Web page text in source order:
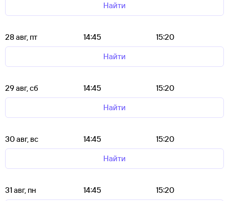
Найти
28 авг, пт 14:45
15:20
Найти
29 авг, сб 14:45
15:20
Найти
30 авг, вс 14:45
15:20
Найти
31 авг, пн 14:45
15:20